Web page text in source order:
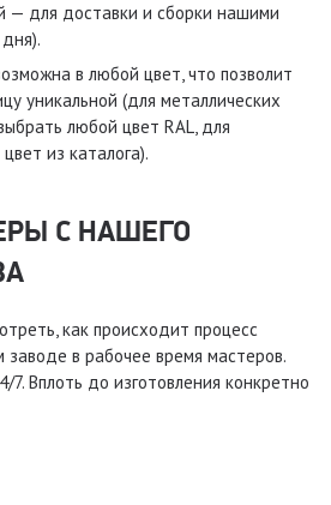
— для доставки и сборки нашими
в любой цвет, что позволит
уникальной (для металлических
любой цвет RAL, для
из каталога).
С НАШЕГО
как происходит процесс
в рабочее время мастеров.
Вплоть до изготовления конкретно